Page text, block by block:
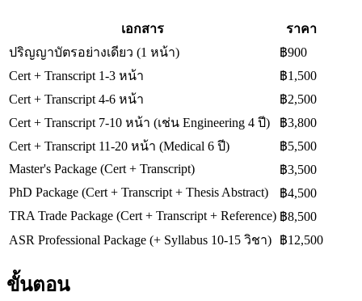
เอกสาร
ราคา
ปริญญาบัตรอย่างเดียว (1 หน้า)
฿900
Cert + Transcript 1-3 หน้า
฿1,500
Cert + Transcript 4-6 หน้า
฿2,500
Cert + Transcript 7-10 หน้า (เช่น Engineering 4 ปี)
฿3,800
Cert + Transcript 11-20 หน้า (Medical 6 ปี)
฿5,500
Master's Package (Cert + Transcript)
฿3,500
PhD Package (Cert + Transcript + Thesis Abstract)
฿4,500
TRA Trade Package (Cert + Transcript + Reference) ฿8,500
ASR Professional Package (+ Syllabus 10-15 วิชา)
฿12,500
ขั้นตอน